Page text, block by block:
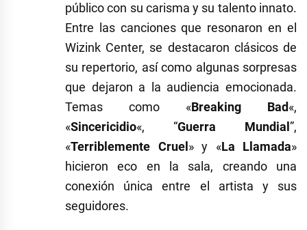
público con su carisma y su talento innato.
Entre las canciones que resonaron en el
Wizink Center, se destacaron clásicos de
su repertorio, así como algunas sorpresas
que dejaron a la audiencia emocionada.
Temas como «Breaking Bad«,
«Sincericidio«, “Guerra Mundial ”,
«Terriblemente Cruel » y «La Llamada»
hicieron eco en la sala, creando una
conexión única entre el artista y sus
seguidores.